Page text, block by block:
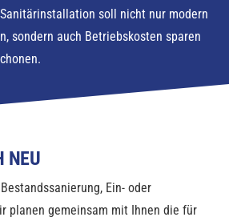
soll nicht nur modern
sondern auch Betriebskosten sparen
NEU
Ein- oder
planen gemeinsam mit Ihnen die für